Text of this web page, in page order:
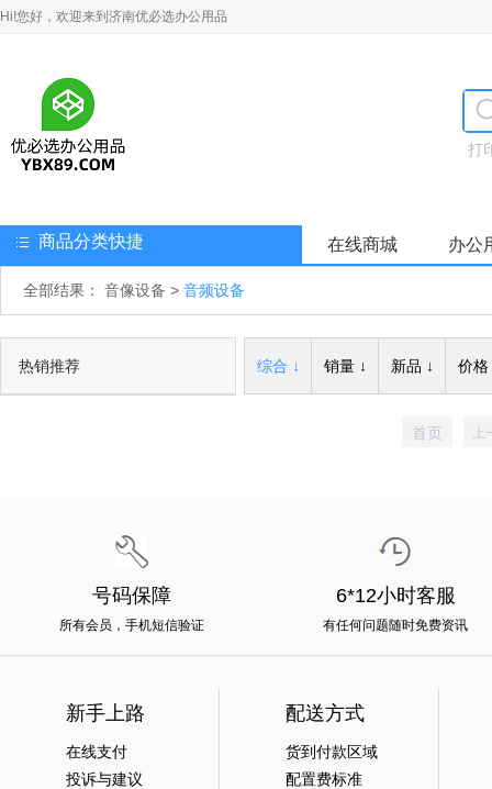
Hi!您好，欢迎来到济南优必选办公用品
打
商品分类快捷 在线商城 办公
全部结果： 音像设备 > 音频设备
热销推荐 综合 ↓ 销量 ↓ 新品 ↓ 价格
首页 上
号码保障
所有会员，手机短信验证
6*12小时客服
有任何问题随时免费资讯
新手上路
在线支付
投诉与建议
配送方式
货到付款区域
配置费标准